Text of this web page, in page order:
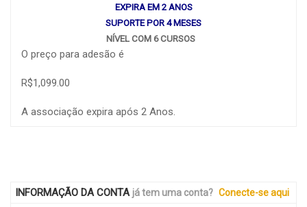
EXPIRA EM 2 ANOS
SUPORTE POR 4 MESES
NÍVEL COM 6 CURSOS
O preço para adesão é
R$1,099.00
A associação expira após 2 Anos.
INFORMAÇÃO DA CONTA já tem uma conta? Conecte-se aqui